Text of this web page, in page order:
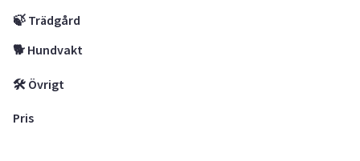
🍃 Trädgård
🐕 Hundvakt
🛠 Övrigt
Pris